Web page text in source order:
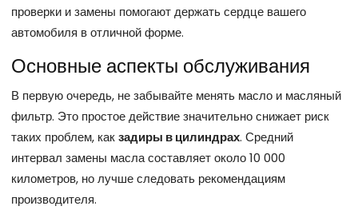
проверки и замены помогают держать сердце вашего
автомобиля в отличной форме.
Основные аспекты обслуживания
В первую очередь, не забывайте менять масло и масляный
фильтр. Это простое действие значительно снижает риск
таких проблем, какзадиры в цилиндрах. Средний
интервал замены масла составляет около 10 000
километров, но лучше следовать рекомендациям
производителя.